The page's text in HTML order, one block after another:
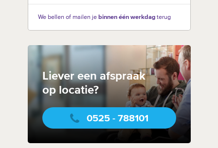
We bellen of mailen je binnen één werkdagterug
Liever een afspraak
op locatie?
0525 - 788101